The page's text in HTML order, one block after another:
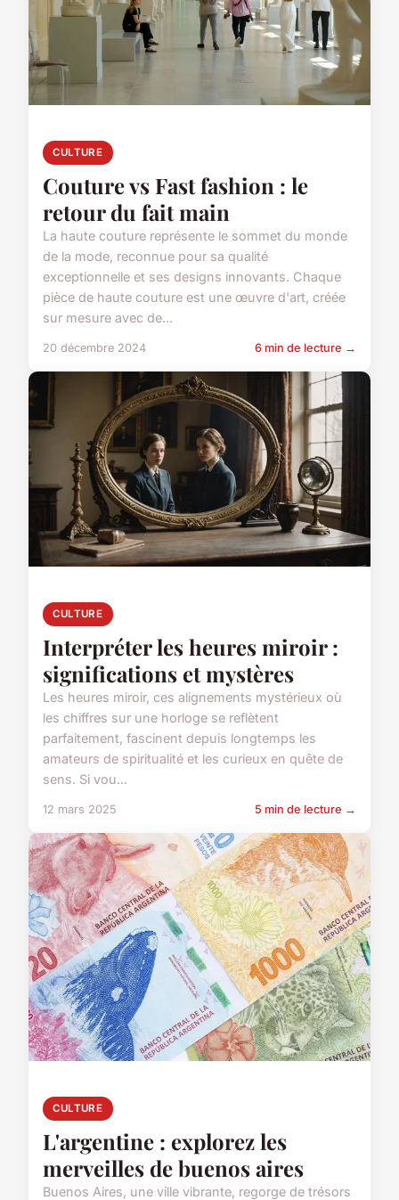
CULTURE
Couture vs Fast fashion : le
retour du fait main
La haute couture représente le sommet du monde
de la mode, reconnue pour sa qualité
exceptionnelle et ses designs innovants. Chaque
pièce de haute couture est une œuvre d'art, créée
sur mesure avec de...
20 décembre 2024 6 min de lecture →
CULTURE
Interpréter les heures miroir :
significations et mystères
Les heures miroir, ces alignements mystérieux où
les chiffres sur une horloge se reflètent
parfaitement, fascinent depuis longtemps les
amateurs de spiritualité et les curieux en quête de
sens. Si vou...
12 mars 2025 5 min de lecture →
CULTURE
L'argentine : explorez les
merveilles de buenos aires
Buenos Aires, une ville vibrante, regorge de trésors